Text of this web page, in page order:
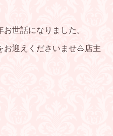
世話になりました。
お迎えくださいませ🎍店主